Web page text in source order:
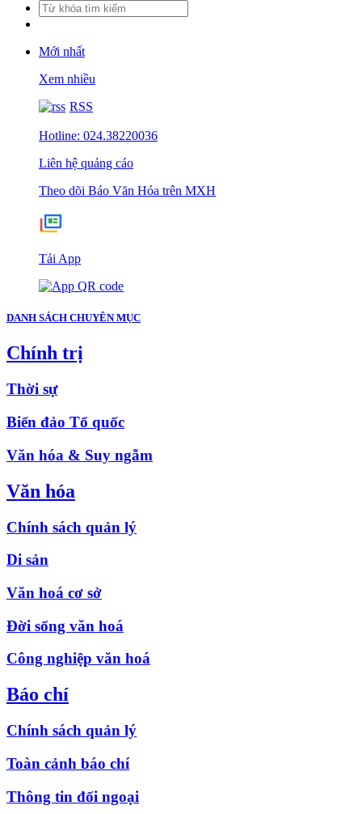
Mới nhất
Xem nhiều
RSS
Hotline: 024.38220036
Liên hệ quảng cáo
Theo dõi Báo Văn Hóa trên MXH
Tải App
DANH SÁCH CHUYÊN MỤC
Chính trị
Thời sự
Biển đảo Tổ quốc
Văn hóa & Suy ngẫm
Văn hóa
Chính sách quản lý
Di sản
Văn hoá cơ sở
Đời sống văn hoá
Công nghiệp văn hoá
Báo chí
Chính sách quản lý
Toàn cảnh báo chí
Thông tin đối ngoại